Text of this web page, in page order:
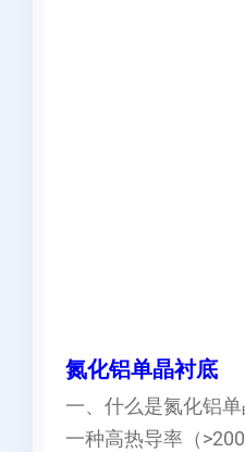
氮化铝单晶衬底
一、什么是氮化铝
一种高热导率（